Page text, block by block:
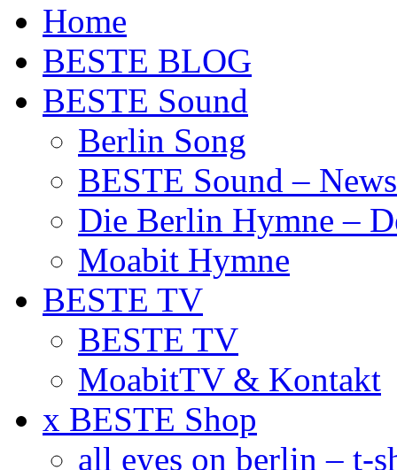
Home
BESTE BLOG
BESTE Sound
Berlin Song
BESTE Sound –
Die Berlin Hymne –
Moabit Hymne
BESTE TV
BESTE TV
MoabitTV & Kontakt
x BESTE Shop
all eyes on berlin – t-